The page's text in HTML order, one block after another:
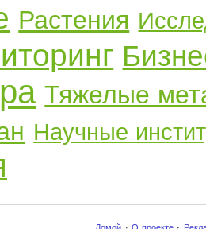
Растения
Тяжелые
Научные
Домой · О проекте ·